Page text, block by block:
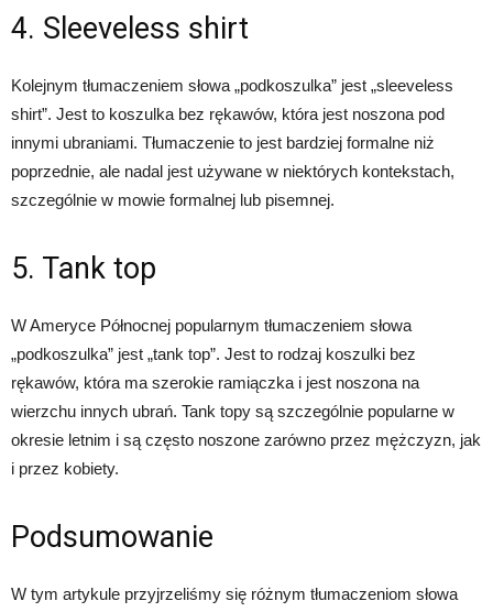
4. Sleeveless shirt
Kolejnym tłumaczeniem słowa „podkoszulka” jest „sleeveless
shirt”. Jest to koszulka bez rękawów, która jest noszona pod
innymi ubraniami. Tłumaczenie to jest bardziej formalne niż
poprzednie, ale nadal jest używane w niektórych kontekstach,
szczególnie w mowie formalnej lub pisemnej.
5. Tank top
W Ameryce Północnej popularnym tłumaczeniem słowa
„podkoszulka” jest „tank top”. Jest to rodzaj koszulki bez
rękawów, która ma szerokie ramiączka i jest noszona na
wierzchu innych ubrań. Tank topy są szczególnie popularne w
okresie letnim i są często noszone zarówno przez mężczyzn, jak
i przez kobiety.
Podsumowanie
W tym artykule przyjrzeliśmy się różnym tłumaczeniom słowa